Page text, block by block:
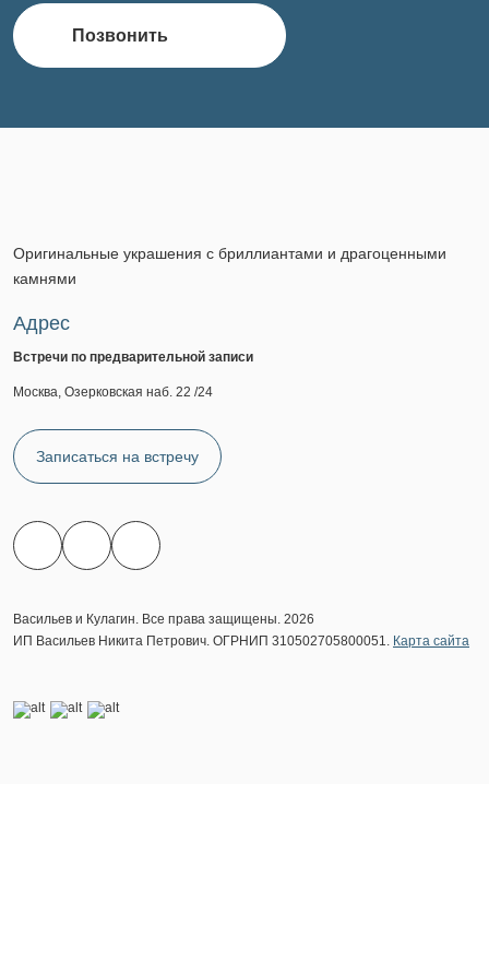
Позвонить
Оригинальные украшения с бриллиантами и драгоценными
камнями
Адрес
Встречи по предварительной записи
Москва, Озерковская наб. 22 /24
Записаться на встречу
Васильев и Кулагин. Все права защищены. 2026
ИП Васильев Никита Петрович. ОГРНИП 310502705800051. Карта сайта